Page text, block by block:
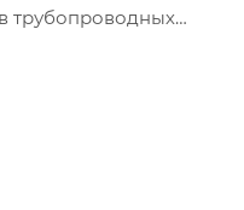
трубопроводных
и бассейнов.